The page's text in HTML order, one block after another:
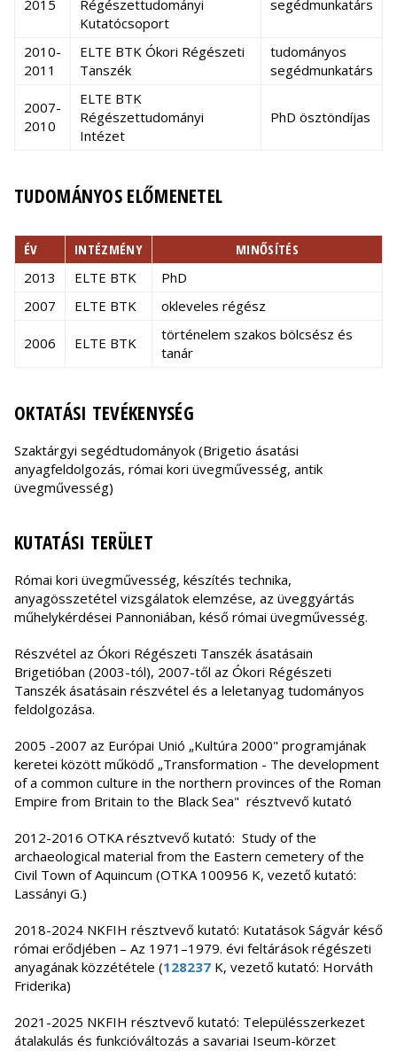
2015
Régészettudományi
Kutatócsoport
segédmunkatárs
2010-
2011
ELTE BTK Ókori Régészeti
Tanszék
tudományos
segédmunkatárs
2007-
2010
ELTE BTK
Régészettudományi
Intézet
PhD ösztöndíjas
TUDOMÁNYOS ELŐMENETEL
ÉV INTÉZMÉNY
MINŐSÍTÉS
2013
ELTE BTK
PhD
2007
ELTE BTK okleveles régész
2006 ELTE BTK
történelem szakos bölcsész és
tanár
OKTATÁSI TEVÉKENYSÉG
Szaktárgyi segédtudományok (Brigetio ásatási
anyagfeldolgozás, római kori üvegművesség, antik
üvegművesség)
KUTATÁSI TERÜLET
Római kori üvegművesség, készítés technika,
anyagösszetétel vizsgálatok elemzése, az üveggyártás
műhelykérdései Pannoniában, késő római üvegművesség.
Részvétel az Ókori Régészeti Tanszék ásatásain
Brigetióban (2003-tól), 2007-től az Ókori Régészeti
Tanszék ásatásain részvétel és a leletanyag tudományos
feldolgozása.
2005 -2007 az Európai Unió „Kultúra 2000" programjának
keretei között működő „Transformation - The development
of a common culture in the northern provinces of the Roman
Empire from Britain to the Black Sea" résztvevő kutató
2012-2016 OTKA résztvevő kutató: Study of the
archaeological material from the Eastern cemetery of the
Civil Town of Aquincum (OTKA 100956 K, vezető kutató:
Lassányi G.)
2018-2024 NKFIH résztvevő kutató: Kutatások Ságvár késő
római erődjében – Az 1971–1979. évi feltárások régészeti
anyagának közzététele (128237 K, vezető kutató: Horváth
Friderika)
2021-2025 NKFIH résztvevő kutató: Településszerkezet
átalakulás és funkcióváltozás a savariai Iseum-körzet